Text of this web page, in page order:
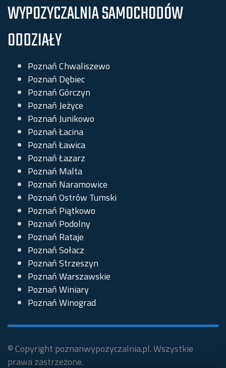
WYPOZYCZALNIA SAMOCHODÓW
ODDZIAŁY
Poznań Chwaliszewo
Poznań Dębiec
Poznań Górczyn
Poznań Jeżyce
Poznań Junikowo
Poznań Łacina
Poznań Ławica
Poznań Łazarz
Poznań Malta
Poznań Naramowice
Poznań Ostrów Tumski
Poznań Piątkowo
Poznań Podolny
Poznań Rataje
Poznań Sołacz
Poznań Strzeszyn
Poznań Warszawskie
Poznań Winiary
Poznań Winograd
© Copyright poznanwypozyczalnia.pl. Wszystkie
prawa zastrzeżone.